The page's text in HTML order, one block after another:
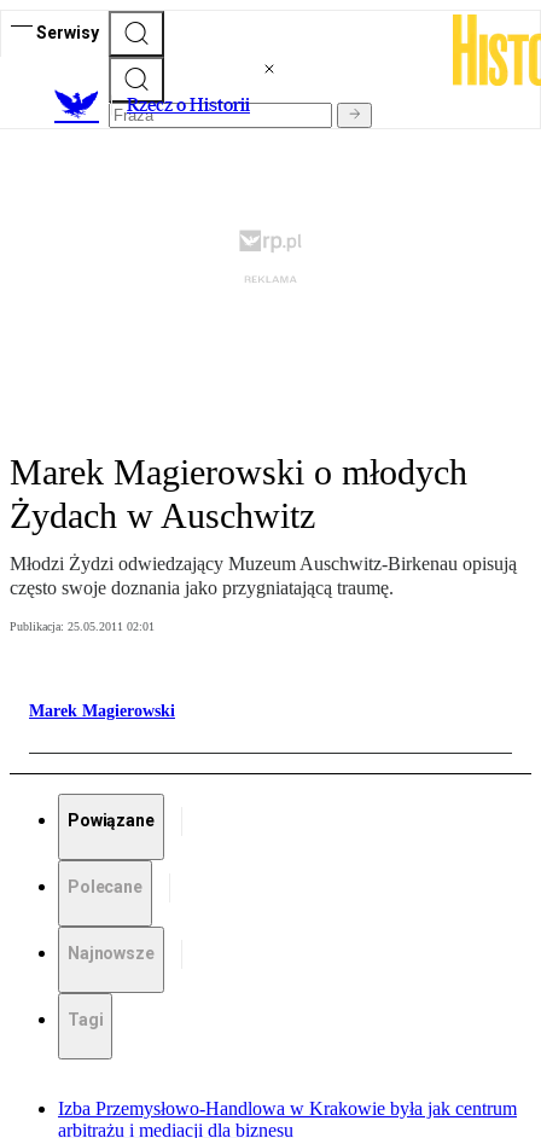
Serwisy
Rzecz o Historii
Marek Magierowski o młodych
Żydach w Auschwitz
Młodzi Żydzi odwiedzający Muzeum Auschwitz-Birkenau opisują
często swoje doznania jako przygniatającą traumę.
Publikacja: 25.05.2011 02:01
Marek Magierowski
Powiązane
Polecane
Najnowsze
Tagi
Izba Przemysłowo-Handlowa w Krakowie była jak centrum
arbitrażu i mediacji dla biznesu